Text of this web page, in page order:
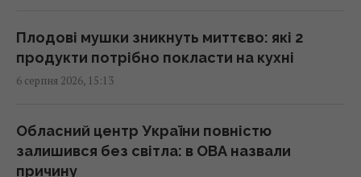
15:33 четвер, 06 серпня 2026
Чому ми часто прокидаємося саме о 3-й
15:30 четвер, 06 серпня 2026
Плодові мушки зникнуть миттєво: які 2
продукти потрібно покласти на кухні
6 серпня 2026, 15:13
Обласний центр України повністю
залишився без світла: в ОВА назвали
причину